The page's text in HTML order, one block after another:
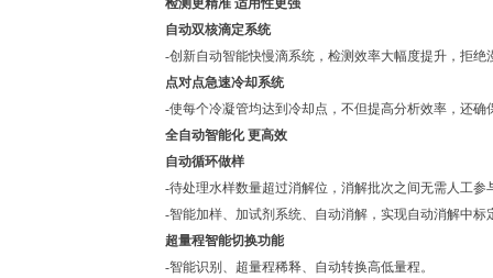
检测更精准 适用性更强
自动双核滴定系统
-创新自动智能快慢滴系统，检测效率大幅度提升，拒绝
点对点急速冷却系统
-使每个冷凝管均达到冷却点，不但提高分析效率，还确
全自动智能化 更高效
自动循环做样
-待处理水样数量超过消解位，消解批次之间无需人工参
-智能加样、加试剂系统、自动消解，实现自动消解中
超量程智能切换功能
-智能识别、超量程稀释、自动转换高低量程。